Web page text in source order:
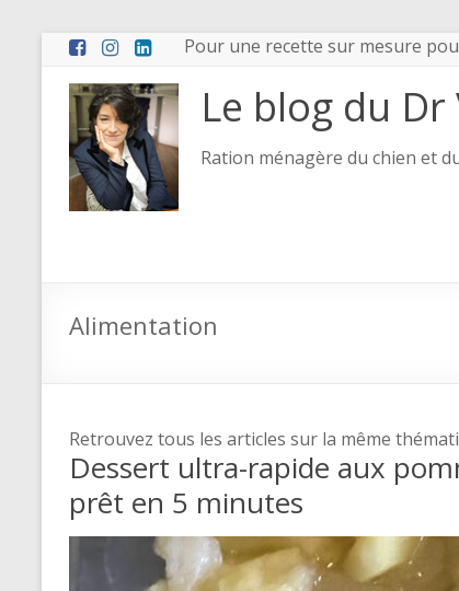
Pour une recette sur mesure
Le blog du
Ration ménagère du chien et
Alimentation
Retrouvez tous les articles sur la même
Dessert ultra-rapide aux
prêt en 5 minutes